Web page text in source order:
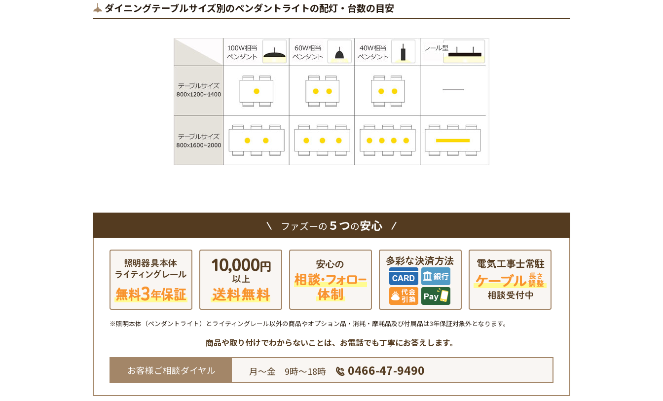
ダイニングテーブルサイズ別のペンダントライトの配灯・台数の目安
ファズーの ５つの安心
※照明本体（ペンダントライト）とライティングレール以外の商品やオプション品・消耗・摩耗品及び付属品は3年保証対象外となります。
商品や取り付けでわからないことは、 お電話でも丁寧にお答えします。
お客様ご相談ダイヤル 月～金 9時～18時 0466-47-9490